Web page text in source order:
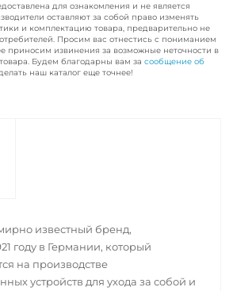
для ознакомления и не является
оставляют за собой право изменять
и комплектацию товара, предварительно не
Просим вас отнестись с пониманием
приносим извинения за возможные неточности в
Будем благодарны вам за сообщение об
наш каталог еще точнее!
известный бренд,
году в Германии, который
на производстве
устройств для ухода за собой и